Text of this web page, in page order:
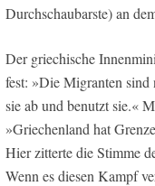
Durchschaubarste) an
Der griechische
fest: »Die Migranten
sie ab und benutzt sie.«
»Griechenland hat
Hier zitterte die Stimme
Wenn es diesen Kampf